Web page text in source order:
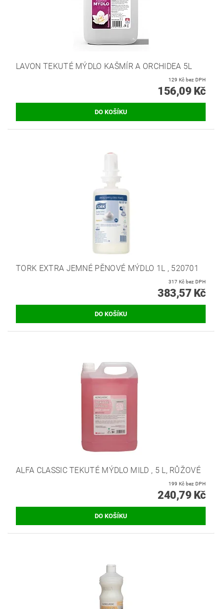
LAVON TEKUTÉ MÝDLO KAŠMÍR A ORCHIDEA 5L
129 Kč bez DPH
156,09 Kč
TORK EXTRA JEMNÉ PĚNOVÉ MÝDLO 1L , 520701
317 Kč bez DPH
383,57 Kč
ALFA CLASSIC TEKUTÉ MÝDLO MILD , 5 L, RŮŽOVÉ
199 Kč bez DPH
240,79 Kč